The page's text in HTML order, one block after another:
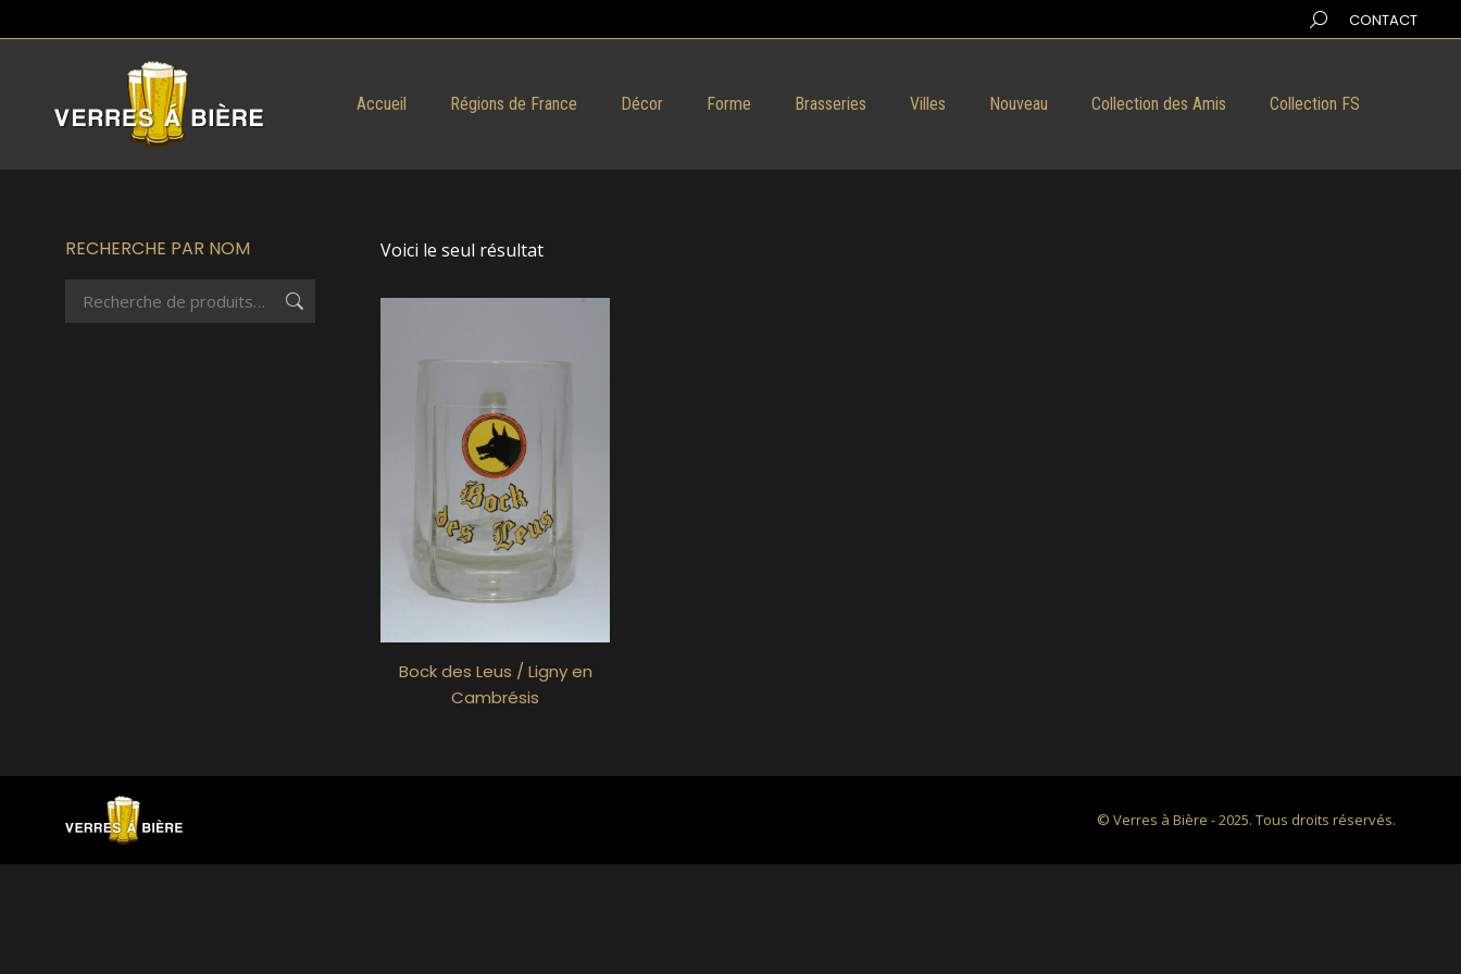
Search:CONTACT
Accueil Régions de France Décor Forme Brasseries Villes Nouveau Collection des Amis Collection FS
Voici le seul résultat
Bock des Leus / Ligny en
Cambrésis
RECHERCHE PAR NOM
© Verres à Bière - 2025. Tous droits réservés.